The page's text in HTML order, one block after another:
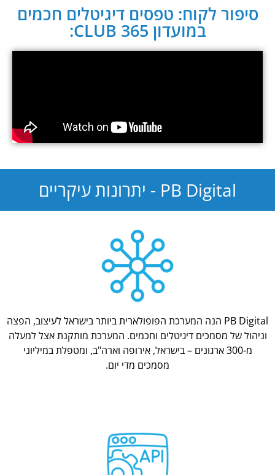
סיפור לקוח: טפסים דיגיטלים חכמים
במועדון CLUB 365:
PB Digital - יתרונות עיקריים
PB Digital הנה המערכת הפופולארית ביותר בישראל לעיצוב, הפצה
וניהול של מסמכים דיגיטלים וחכמים. המערכת מותקנת אצל למעלה
מ-300 ארגונים – בישראל, אירופה וארה"ב, ומטפלת במיליוני
מסמכים מדי יום.